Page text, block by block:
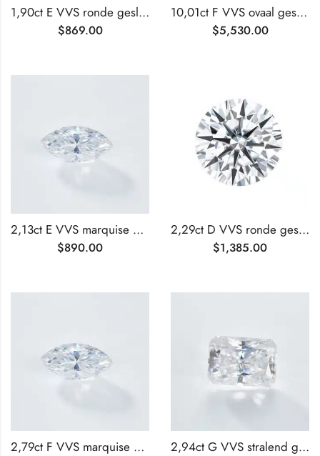
1,90ct E VVS ronde geslepen lab-grown diamant
$869.00
10,01ct F VVS ovaal geslepen lab-grown diamant
$5,530.00
2,13ct E VVS marquise geslepen lab-grown diamant
$890.00
2,29ct D VVS ronde geslepen lab-grown diamant
$1,385.00
2,79ct F VVS marquise geslepen lab-grown diamant 2,94ct G VVS stralend geslepen lab-grown diamant